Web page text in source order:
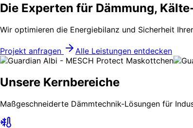
Die Experten für Dämmung,
Wir optimieren die Energiebilanz und Sicherheit
Projekt anfragen Alle Leistungen entdecken
Unsere Kernbereiche
Maßgeschneiderte Dämmtechnik-Lösungen für